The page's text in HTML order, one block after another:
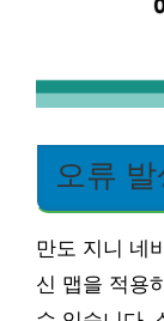
오류
만도 지니 네
신 맵을 적용